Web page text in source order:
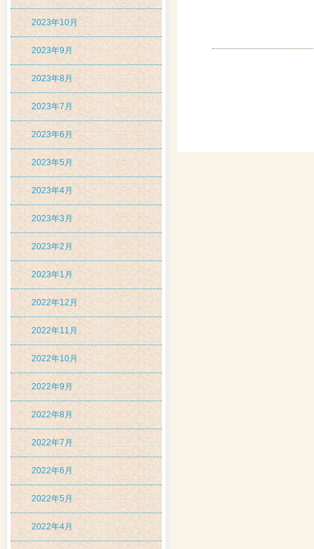
2023年10月
2023年9月
2023年8月
2023年7月
2023年6月
2023年5月
2023年4月
2023年3月
2023年2月
2023年1月
2022年12月
2022年11月
2022年10月
2022年9月
2022年8月
2022年7月
2022年6月
2022年5月
2022年4月